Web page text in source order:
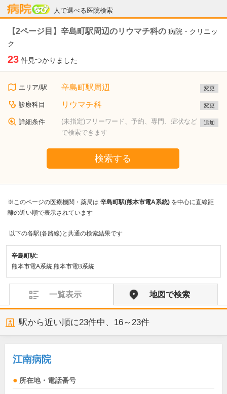
人で選べる医院検索
病院なび
【2ページ目】辛島町駅周辺のリウマチ科の 病院・クリニッ
ク
23 件見つかりました
エリア/駅 辛島町駅周辺 変更
診療科目 リウマチ科 変更
詳細条件
(未指定)フリーワード、予約、専門、症状など
で検索できます
追加
検索する
※このページの医療機関・薬局は 辛島町駅(熊本市電A系統) を中心に直線距
離の近い順で表示されています
以下の各駅(各路線)と共通の検索結果です
辛島町駅:
熊本市電A系統,熊本市電B系統
一覧表示 地図で検索
駅から近い順に23件中、 16～23件
江南病院
所在地・電話番号